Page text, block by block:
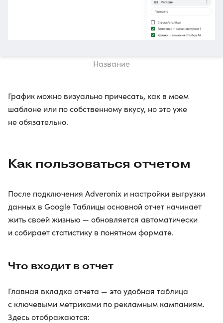
Название
График можно визуально причесать, как в моем
шаблоне или по собственному вкусу, но это уже
не обязательно.
Как пользоваться отчетом
После подключения Adveronix и настройки выгрузки
данных в Google Таблицы основной отчет начинает
жить своей жизнью — обновляется автоматически
и собирает статистику в понятном формате.
Что входит в отчет
Главная вкладка отчета — это удобная таблица
с ключевыми метриками по рекламным кампаниям.
Здесь отображаются: